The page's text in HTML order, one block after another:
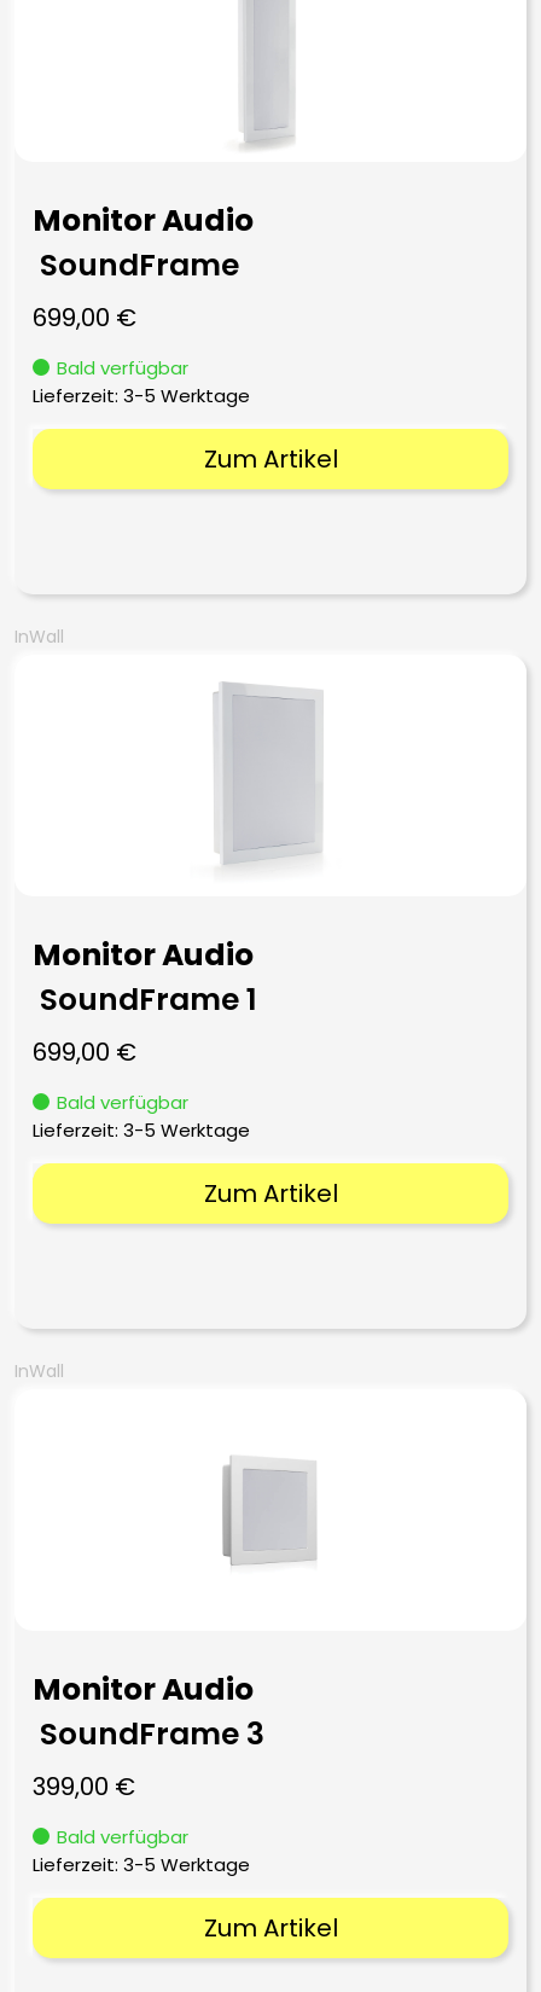
Monitor Audio
SoundFrame
699,00 €
Bald verfügbar
Lieferzeit: 3-5 Werktage
Zum Artikel
InWall
Monitor Audio
SoundFrame 1
699,00 €
Bald verfügbar
Lieferzeit: 3-5 Werktage
Zum Artikel
InWall
Monitor Audio
SoundFrame 3
399,00 €
Bald verfügbar
Lieferzeit: 3-5 Werktage
Zum Artikel